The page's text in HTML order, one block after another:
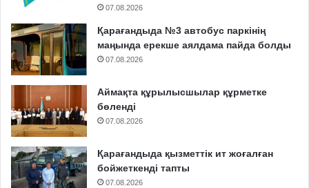
07.08.2026
Қарағандыда №3 автобус паркінің
маңында ерекше аялдама пайда болды
07.08.2026
Аймақта құрылысшылар құрметке
бөленді
07.08.2026
Қарағандыда қызметтік ит жоғалған
бойжеткенді тапты
07.08.2026